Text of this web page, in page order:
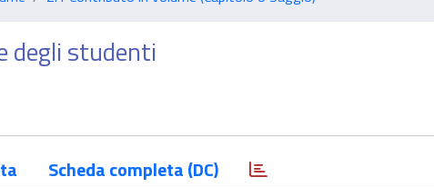
degli studenti
Scheda completa (DC)